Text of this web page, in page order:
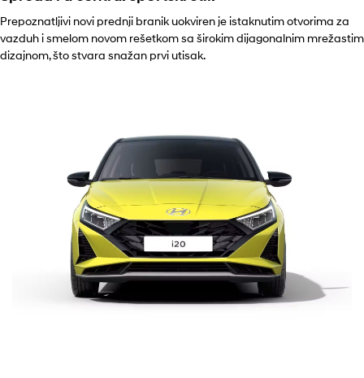
Prepoznatljivi novi prednji branik uokviren je istaknutim otvorima za
vazduh i smelom novom rešetkom sa širokim dijagonalnim mrežastim
dizajnom, što stvara snažan prvi utisak.